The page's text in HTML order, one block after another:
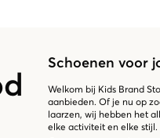
Schoenen voor
Welkom bij Kids Brand
aanbieden. Of je nu op
laarzen, wij hebben het
elke activiteit en elke stijl.